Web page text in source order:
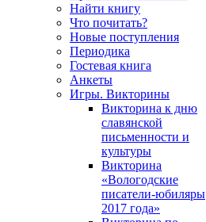
Найти книгу
Что почитать?
Новые поступления
Периодика
Гостевая книга
Анкеты
Игры. Викторины
Викторина к дню
славянской
письменности и
культуры
Викторина
«Вологодские
писатели-юбиляры
2017 года»